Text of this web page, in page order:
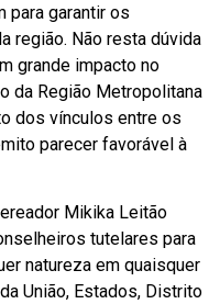
para garantir os
região. Não resta dúvida
grande impacto no
da Região Metropolitana
dos vínculos entre os
parecer favorável à
Mikika Leitão
tutelares para
natureza em quaisquer
União, Estados, Distrito